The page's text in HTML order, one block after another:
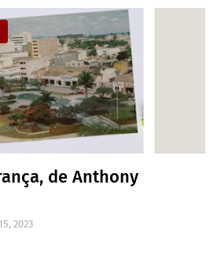
de Anthony
2023